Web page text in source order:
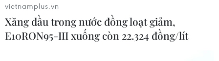
vietnamplus.vn
Xăng dầu trong nước đồng loạt giảm,
E10RON95-III xuống còn 22.324 đồng/lít